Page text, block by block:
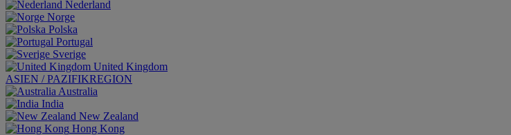
Nederland
Norge
Polska
Portugal
Sverige
United Kingdom
ASIEN / PAZIFIKREGION
Australia
India
New Zealand
Hong Kong